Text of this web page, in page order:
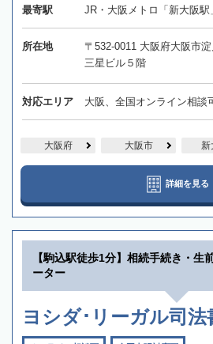
最寄駅 JR・大阪メトロ「新大阪駅
所在地
〒532-0011 大阪府大阪市
三星ビル５階
対応エリア 大阪、全国オンライン相談
大阪府 大阪市 新
詳細を見る
【駒込駅徒歩1分】相続手続き・生
ーター
ヨシダ･リーガル司法